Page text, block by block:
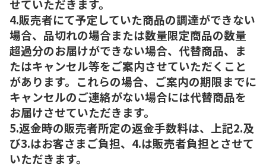
せていただきます。
4.販売者にて予定していた商品の調達ができない
場合、品切れの場合または数量限定商品の数量
超過分のお届けができない場合、代替商品、ま
たはキャンセル等をご案内させていただくこと
があります。これらの場合、ご案内の期限までに
キャンセルのご連絡がない場合には代替商品を
お届けさせていただきます。
5.返金時の販売者所定の返金手数料は、上記2.及
び3.はお客さまご負担、4.は販売者負担とさせて
いただきます。